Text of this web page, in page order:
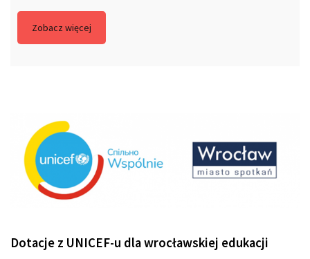
Zobacz więcej
Dotacje z UNICEF-u dla wrocławskiej edukacji